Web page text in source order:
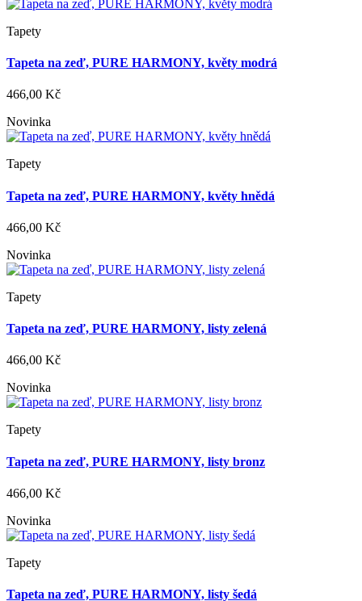
Tapety
Tapeta na zeď, PURE HARMONY, květy modrá
466,00 Kč
Novinka
Tapety
Tapeta na zeď, PURE HARMONY, květy hnědá
466,00 Kč
Novinka
Tapety
Tapeta na zeď, PURE HARMONY, listy zelená
466,00 Kč
Novinka
Tapety
Tapeta na zeď, PURE HARMONY, listy bronz
466,00 Kč
Novinka
Tapety
Tapeta na zeď, PURE HARMONY, listy šedá